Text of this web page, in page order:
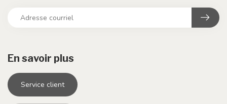
En savoir plus
Service client